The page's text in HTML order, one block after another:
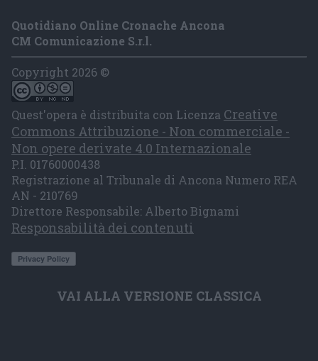
Quotidiano Online Cronache Ancona
CM Comunicazione S.r.l.
Copyright 2026 ©
Quest'opera è distribuita con Licenza Creative
Commons Attribuzione - Non commerciale -
Non opere derivate 4.0 Internazionale
P.I. 01760000438
Registrazione al Tribunale di Ancona Numero REA
AN - 210769
Direttore Responsabile: Alberto Bignami
Responsabilità dei contenuti
VAI ALLA VERSIONE CLASSICA